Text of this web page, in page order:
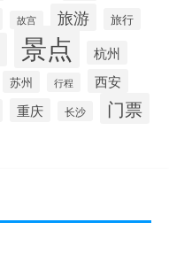
故宫 旅游 旅行
景点 杭州
苏州 行程 西安
重庆 长沙 门票